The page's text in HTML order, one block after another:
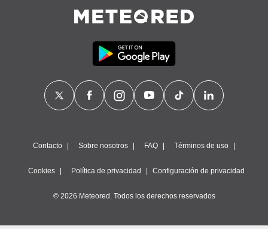
Contacto Sobre nosotros FAQ Términos de uso
Cookies Política de privacidad Configuración de privacidad
© 2026 Meteored. Todos los derechos reservados